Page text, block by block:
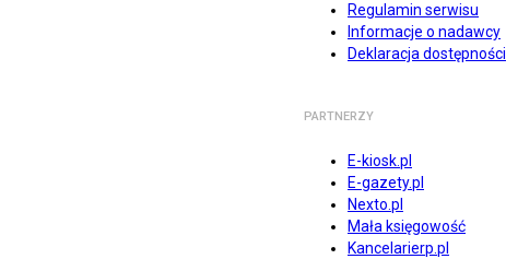
Regulamin serwisu
Informacje o nadawcy
Deklaracja dostępności
PARTNERZY
E-kiosk.pl
E-gazety.pl
Nexto.pl
Mała księgowość
Kancelarierp.pl